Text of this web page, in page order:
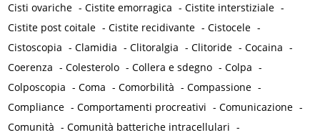
Cisti ovariche -Cistite emorragica -Cistite interstiziale -
Cistite post coitale -Cistite recidivante -Cistocele -
Cistoscopia -Clamidia -Clitoralgia -Clitoride -Cocaina -
Coerenza -Colesterolo -Collera e sdegno -Colpa -
Colposcopia -Coma -Comorbilità -Compassione -
Compliance -Comportamenti procreativi -Comunicazione -
Comunità -Comunità batteriche intracellulari -